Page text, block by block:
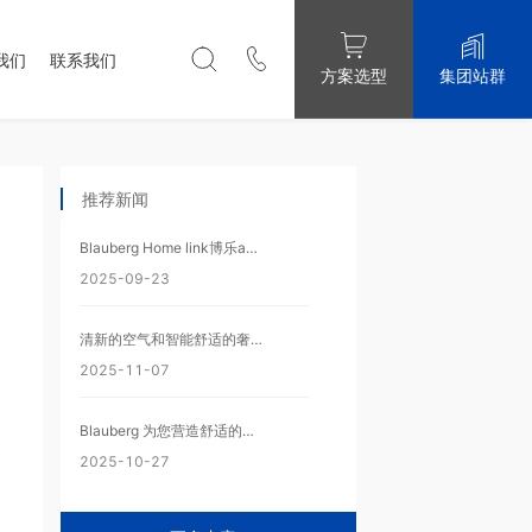
们 联系我们
方案选型 集团站群
推荐新闻
Blauberg Home link博乐app安装包下载
2025-09-23
清新的空气和智能舒适的奢华生活在希腊
2025-11-07
Blauberg 为您营造舒适的学习环境
2025-10-27